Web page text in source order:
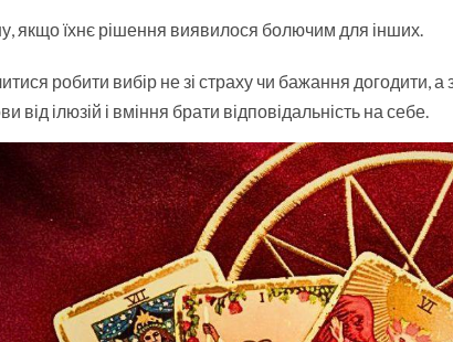
якщо їхнє рішення виявилося болючим для інших.
робити вибір не зі страху чи бажання догодити,
від ілюзій і вміння брати відповідальність на себе.